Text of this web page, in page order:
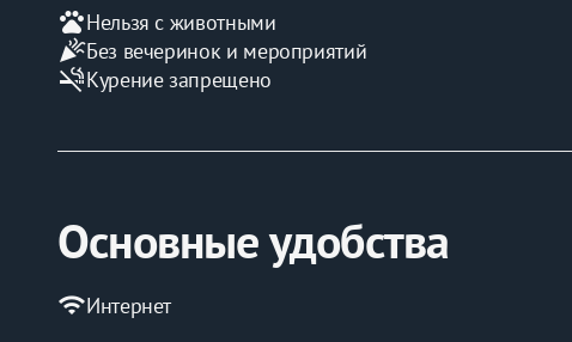
petsНельзя с животными
celebrationБез вечеринок и мероприятий
smoke_freeКурение запрещено
Основные удобства
wifiИнтернет